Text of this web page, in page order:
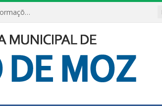
Porto de Moz fortalece a educação com três importantes formações para profissionais da rede municipal.